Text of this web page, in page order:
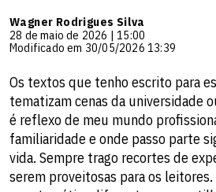
Wagner Rodrigues Silva
28 de maio de 2026 | 15:00
Modificado em 30/05/2026 13:39
Os textos que tenho escrito para
tematizam cenas da universidade
é reflexo de meu mundo
familiaridade e onde passo parte
vida. Sempre trago recortes de
serem proveitosas para os